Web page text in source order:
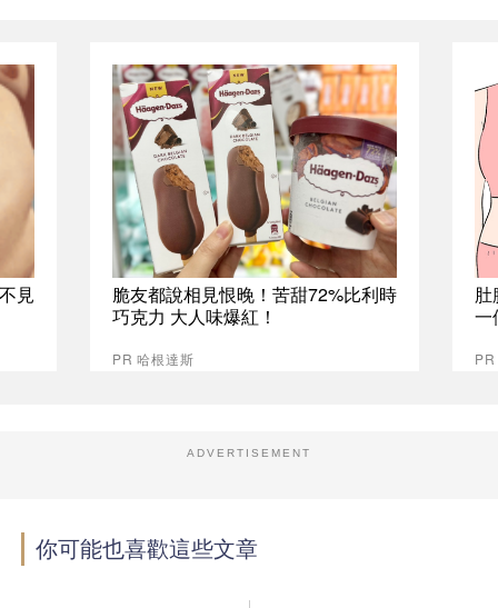
見
脆友都說相見恨晚！苦甜72%比利時
巧克力 大人味爆紅！
PR 哈根達斯
肚
一
ADVERTISEMENT
你可能也喜歡這些文章